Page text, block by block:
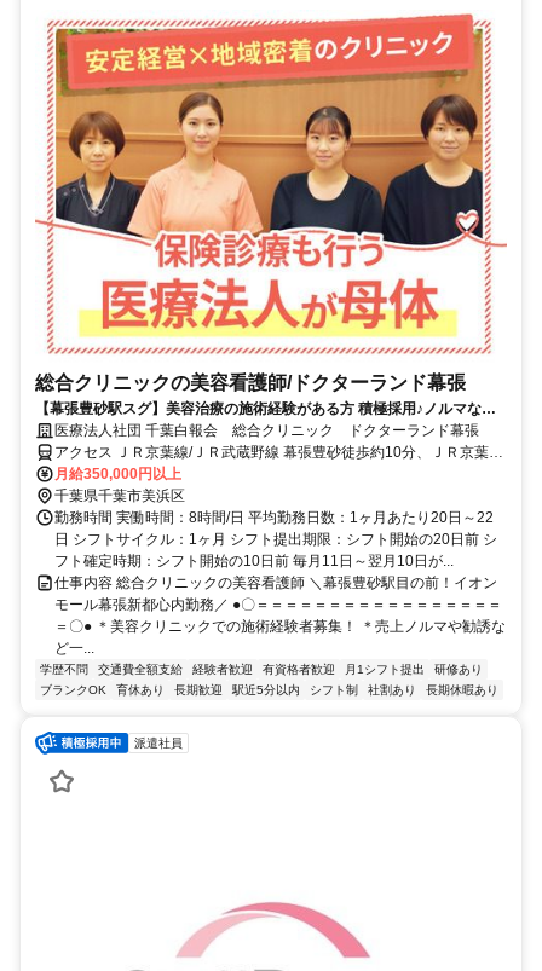
総合クリニックの美容看護師/ドクターランド幕張
【幕張豊砂駅スグ】美容治療の施術経験がある方 積極採用♪ノルマな
し・日勤のみ★准看護師もOK★面接1回のみ！
医療法人社団 千葉白報会 総合クリニック ドクターランド幕張
アクセス ＪＲ京葉線/ＪＲ武蔵野線 幕張豊砂徒歩約10分、ＪＲ京葉線/
ＪＲ武蔵野線 海浜幕張北口(中央口)徒歩約15分 「幕張豊砂駅」目の
前
月給350,000円以上
千葉県千葉市美浜区
勤務時間 実働時間：8時間/日 平均勤務日数：1ヶ月あたり20日～22
日 シフトサイクル：1ヶ月 シフト提出期限：シフト開始の20日前 シ
フト確定時期：シフト開始の10日前 毎月11日～翌月10日が...
仕事内容 総合クリニックの美容看護師 ＼幕張豊砂駅目の前！イオン
モール幕張新都心内勤務／ ●〇＝＝＝＝＝＝＝＝＝＝＝＝＝＝＝＝＝
＝〇● ＊美容クリニックでの施術経験者募集！ ＊売上ノルマや勧誘な
ど一...
学歴不問 交通費全額支給 経験者歓迎 有資格者歓迎 月1シフト提出
研修あり
ブランクOK
育休あり 長期歓迎 駅近5分以内 シフト制 社割あり 長期休暇あり
派遣社員